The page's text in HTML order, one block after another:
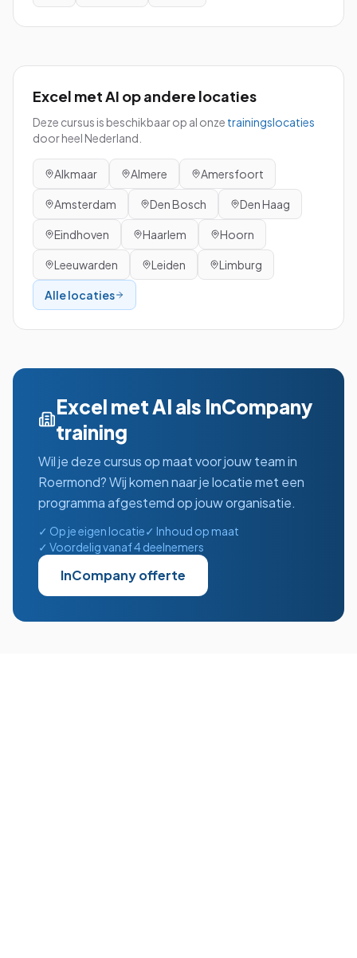
Excel met AI op andere locaties
Deze cursus is beschikbaar op al onze trainingslocaties
door heel Nederland.
Alkmaar Almere Amersfoort
Amsterdam Den Bosch Den Haag
Eindhoven Haarlem Hoorn
Leeuwarden Leiden Limburg
Alle locaties
Excel met AI als InCompany
training
Wil je deze cursus op maat voor jouw team in
Roermond? Wij komen naar je locatie met een
programma afgestemd op jouw organisatie.
✓ Op je eigen locatie✓ Inhoud op maat
✓ Voordelig vanaf 4 deelnemers
InCompany offerte